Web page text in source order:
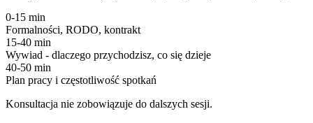
0-15 min
Formalności, RODO, kontrakt
15-40 min
Wywiad - dlaczego przychodzisz, co się dzieje
40-50 min
Plan pracy i częstotliwość spotkań
Konsultacja nie zobowiązuje do dalszych sesji.